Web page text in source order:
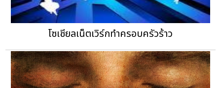
โซเชียลเน็ตเวิร์กทำครอบครัวร้าว